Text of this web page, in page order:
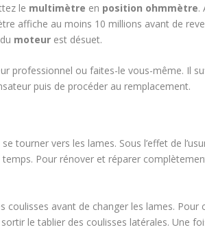
le multimètre en position ohmmètre.
affiche au moins 10 millions avant de
moteur est désuet.
professionnel ou faites-le vous-même. Il
puis de procéder au remplacement.
tourner vers les lames. Sous l’effet de
Pour rénover et réparer
coulisses avant de changer les lames. Pour
le tablier des coulisses latérales. Une